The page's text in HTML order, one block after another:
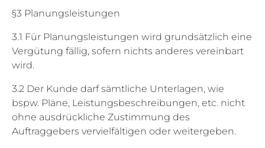
§3 Planungsleistungen
3.1 Für Planungsleistungen wird grundsätzlich eine
Vergütung fällig, sofern nichts anderes vereinbart
wird.
3.2 Der Kunde darf sämtliche Unterlagen, wie
bspw. Pläne, Leistungsbeschreibungen, etc. nicht
ohne ausdrückliche Zustimmung des
Auftraggebers vervielfältigen oder weitergeben.